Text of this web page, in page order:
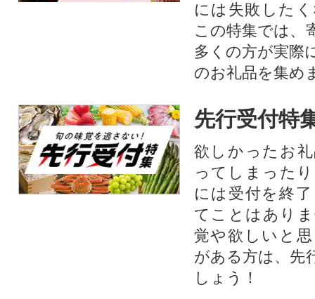
には失敗した
この特集では、
多くの方が実際
のお礼品を集め
先行受付特
欲しかったお
ってしまった
には受付を終
てことはあり
覚や欲しいと
がある方は、先
しょう！